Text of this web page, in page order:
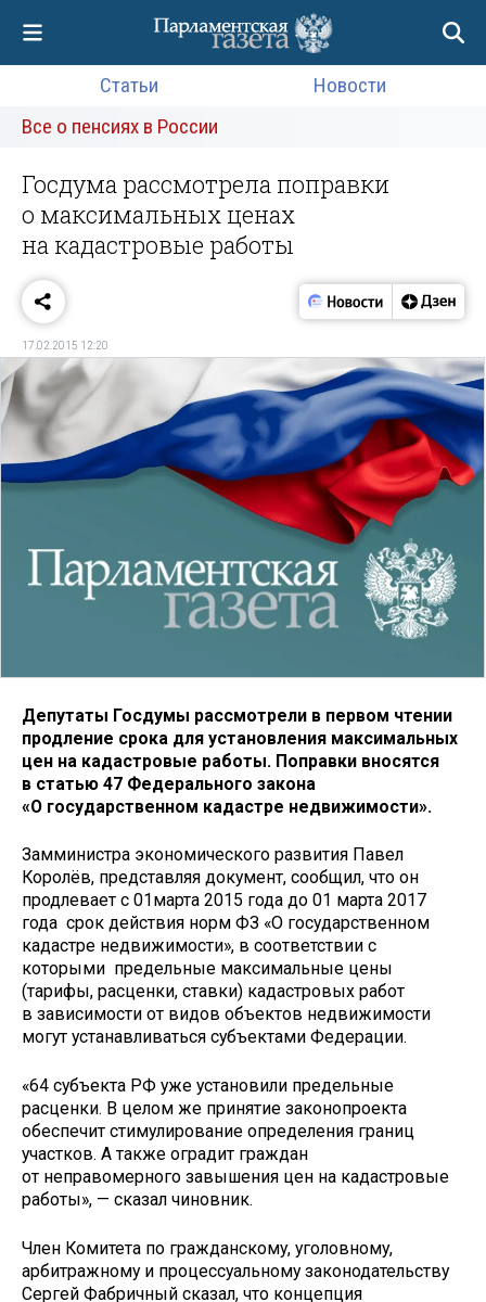
Статьи
Новости
Все о пенсиях в России
Госдума рассмотрела поправки
о максимальных ценах
на кадастровые работы
17.02.2015 12:20
Депутаты Госдумы рассмотрели в первом чтении
продление срока для установления максимальных
цен на кадастровые работы. Поправки вносятся
в статью 47 Федерального закона
«О государственном кадастре недвижимости».
Замминистра экономического развития Павел
Королёв, представляя документ, сообщил, что он
продлевает с 01марта 2015 года до 01 марта 2017
года срок действия норм ФЗ «О государственном
кадастре недвижимости», в соответствии с
которыми предельные максимальные цены
(тарифы, расценки, ставки) кадастровых работ
в зависимости от видов объектов недвижимости
могут устанавливаться субъектами Федерации.
«64 субъекта РФ уже установили предельные
расценки. В целом же принятие законопроекта
обеспечит стимулирование определения границ
участков. А также оградит граждан
от неправомерного завышения цен на кадастровые
работы», — сказал чиновник.
Член Комитета по гражданскому, уголовному,
арбитражному и процессуальному законодательству
Сергей Фабричный сказал, что концепция